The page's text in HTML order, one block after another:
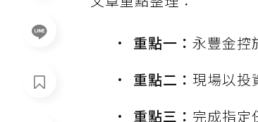
重點一： 永豐金控
重點二： 現場以投
重點三： 完成指定